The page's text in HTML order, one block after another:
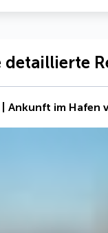
detaillierte
| Ankunft im Hafen